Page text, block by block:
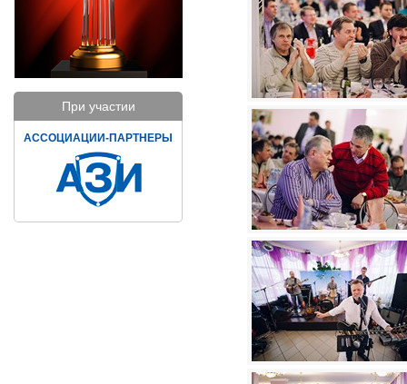
При участии
АССОЦИАЦИИ-ПАРТНЕРЫ